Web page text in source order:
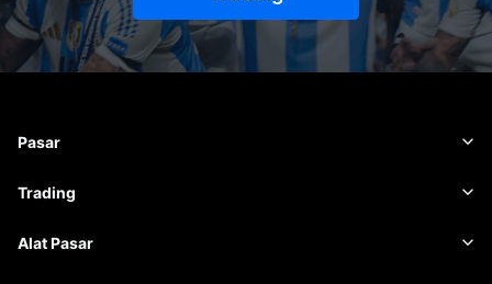
Pasar
Forex
Komoditas
Trading
Platform Perdagangan
Alat Pasar